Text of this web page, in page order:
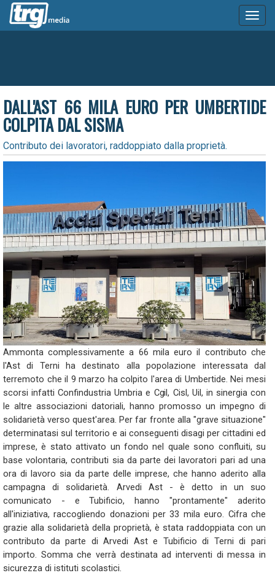
DALL'AST 66 MILA EURO PER UMBERTIDE
COLPITA DAL SISMA
Contributo dei lavoratori, raddoppiato dalla proprietà.
Ammonta complessivamente a 66 mila euro il contributo che
l'Ast di Terni ha destinato alla popolazione interessata dal
terremoto che il 9 marzo ha colpito l'area di Umbertide. Nei mesi
scorsi infatti Confindustria Umbria e Cgil, Cisl, Uil, in sinergia con
le altre associazioni datoriali, hanno promosso un impegno di
solidarietà verso quest'area. Per far fronte alla "grave situazione"
determinatasi sul territorio e ai conseguenti disagi per cittadini ed
imprese, è stato attivato un fondo nel quale sono confluiti, su
base volontaria, contributi sia da parte dei lavoratori pari ad una
ora di lavoro sia da parte delle imprese, che hanno aderito alla
campagna di solidarietà. Arvedi Ast - è detto in un suo
comunicato - e Tubificio, hanno "prontamente" aderito
all'iniziativa, raccogliendo donazioni per 33 mila euro. Cifra che
grazie alla solidarietà della proprietà, è stata raddoppiata con un
contributo da parte di Arvedi Ast e Tubificio di Terni di pari
importo. Somma che verrà destinata ad interventi di messa in
sicurezza di istituti scolastici.